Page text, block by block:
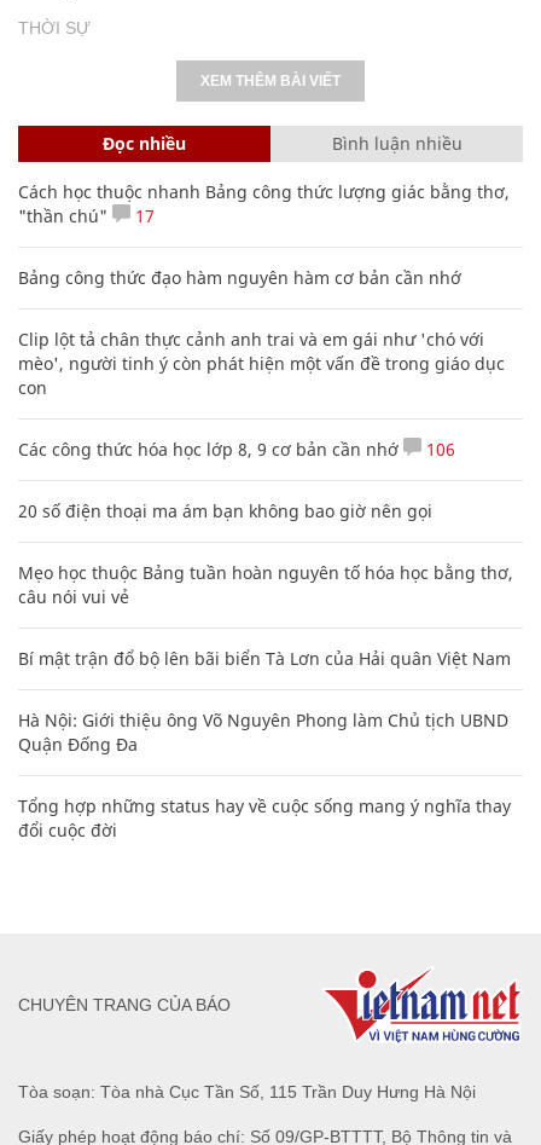
THỜI SỰ
XEM THÊM BÀI VIẾT
Đọc nhiều Bình luận nhiều
Cách học thuộc nhanh Bảng công thức lượng giác bằng thơ,
"thần chú"
17
Bảng công thức đạo hàm nguyên hàm cơ bản cần nhớ
Clip lột tả chân thực cảnh anh trai và em gái như 'chó với
mèo', người tinh ý còn phát hiện một vấn đề trong giáo dục
con
Các công thức hóa học lớp 8, 9 cơ bản cần nhớ 106
20 số điện thoại ma ám bạn không bao giờ nên gọi
Mẹo học thuộc Bảng tuần hoàn nguyên tố hóa học bằng thơ,
câu nói vui vẻ
Bí mật trận đổ bộ lên bãi biển Tà Lơn của Hải quân Việt Nam
Hà Nội: Giới thiệu ông Võ Nguyên Phong làm Chủ tịch UBND
Quận Đống Đa
Tổng hợp những status hay về cuộc sống mang ý nghĩa thay
đổi cuộc đời
Tòa soạn: Tòa nhà Cục Tần Số, 115 Trần Duy Hưng Hà Nội
Giấy phép hoạt động báo chí: Số 09/GP-BTTTT, Bộ Thông tin và
CHUYÊN TRANG CỦA BÁO